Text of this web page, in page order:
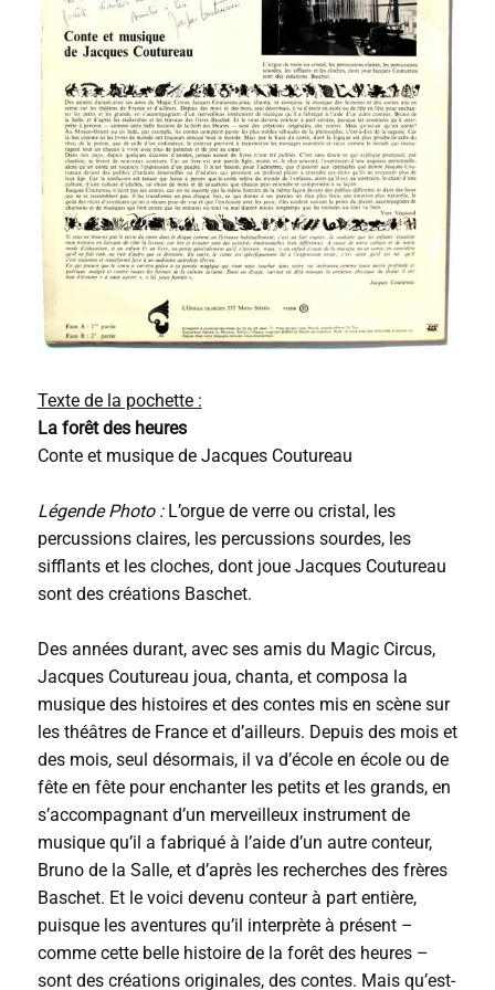
u
Texte de la pochette :
La forêt des heures
Conte et musique de Jacques Coutureau
Légende Photo :L’orgue de verre ou cristal, les
percussions claires, les percussions sourdes, les
sifflants et les cloches, dont joue Jacques Coutureau
sont des créations Baschet.
Des années durant, avec ses amis du Magic Circus,
Jacques Coutureau joua, chanta, et composa la
musique des histoires et des contes mis en scène sur
les théâtres de France et d’ailleurs. Depuis des mois et
des mois, seul désormais, il va d’école en école ou de
fête en fête pour enchanter les petits et les grands, en
s’accompagnant d’un merveilleux instrument de
musique qu’il a fabriqué à l’aide d’un autre conteur,
Bruno de la Salle, et d’après les recherches des frères
Baschet. Et le voici devenu conteur à part entière,
puisque les aventures qu’il interprète à présent –
comme cette belle histoire de la forêt des heures –
sont des créations originales, des contes. Mais qu’est-